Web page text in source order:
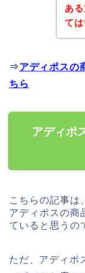
あ
て
⇒アディポスの
ちら
アディポ
こちらの記事は
アディポスの商
ていると思うの
ただ、アディポ